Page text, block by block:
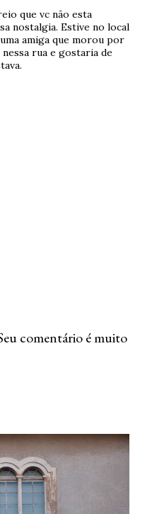
que vc não esta
nostalgia. Estive no local
amiga que morou por
rua e gostaria de
comentário é muito